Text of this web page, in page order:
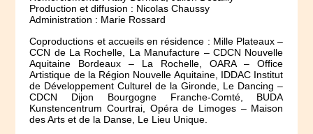
Production et diffusion : Nicolas Chaussy
Administration : Marie Rossard
Coproductions et accueils en résidence : Mille Plateaux –
CCN de La Rochelle, La Manufacture – CDCN Nouvelle
Aquitaine Bordeaux – La Rochelle, OARA – Office
Artistique de la Région Nouvelle Aquitaine, IDDAC Institut
de Développement Culturel de la Gironde, Le Dancing –
CDCN Dijon Bourgogne Franche-Comté, BUDA
Kunstencentrum Courtrai, Opéra de Limoges – Maison
des Arts et de la Danse, Le Lieu Unique.